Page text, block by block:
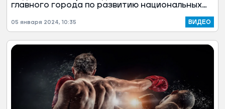
главного города по развитию национальных
впервые в округе выступают подростки.
Правда, есть ограничения, чтобы исключить
гонок на оленьих упряжках.
05 января 2024, 10:35 ВИДЕО